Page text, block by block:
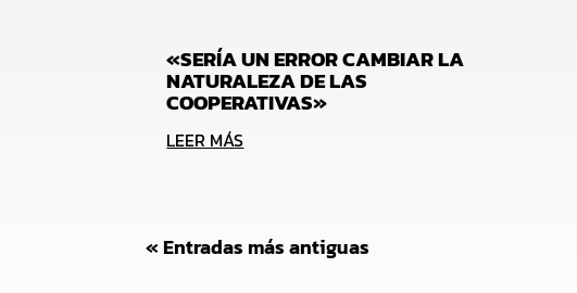
«SERÍA UN ERROR CAMBIAR LA
NATURALEZA DE LAS
COOPERATIVAS»
LEER MÁS
« Entradas más antiguas